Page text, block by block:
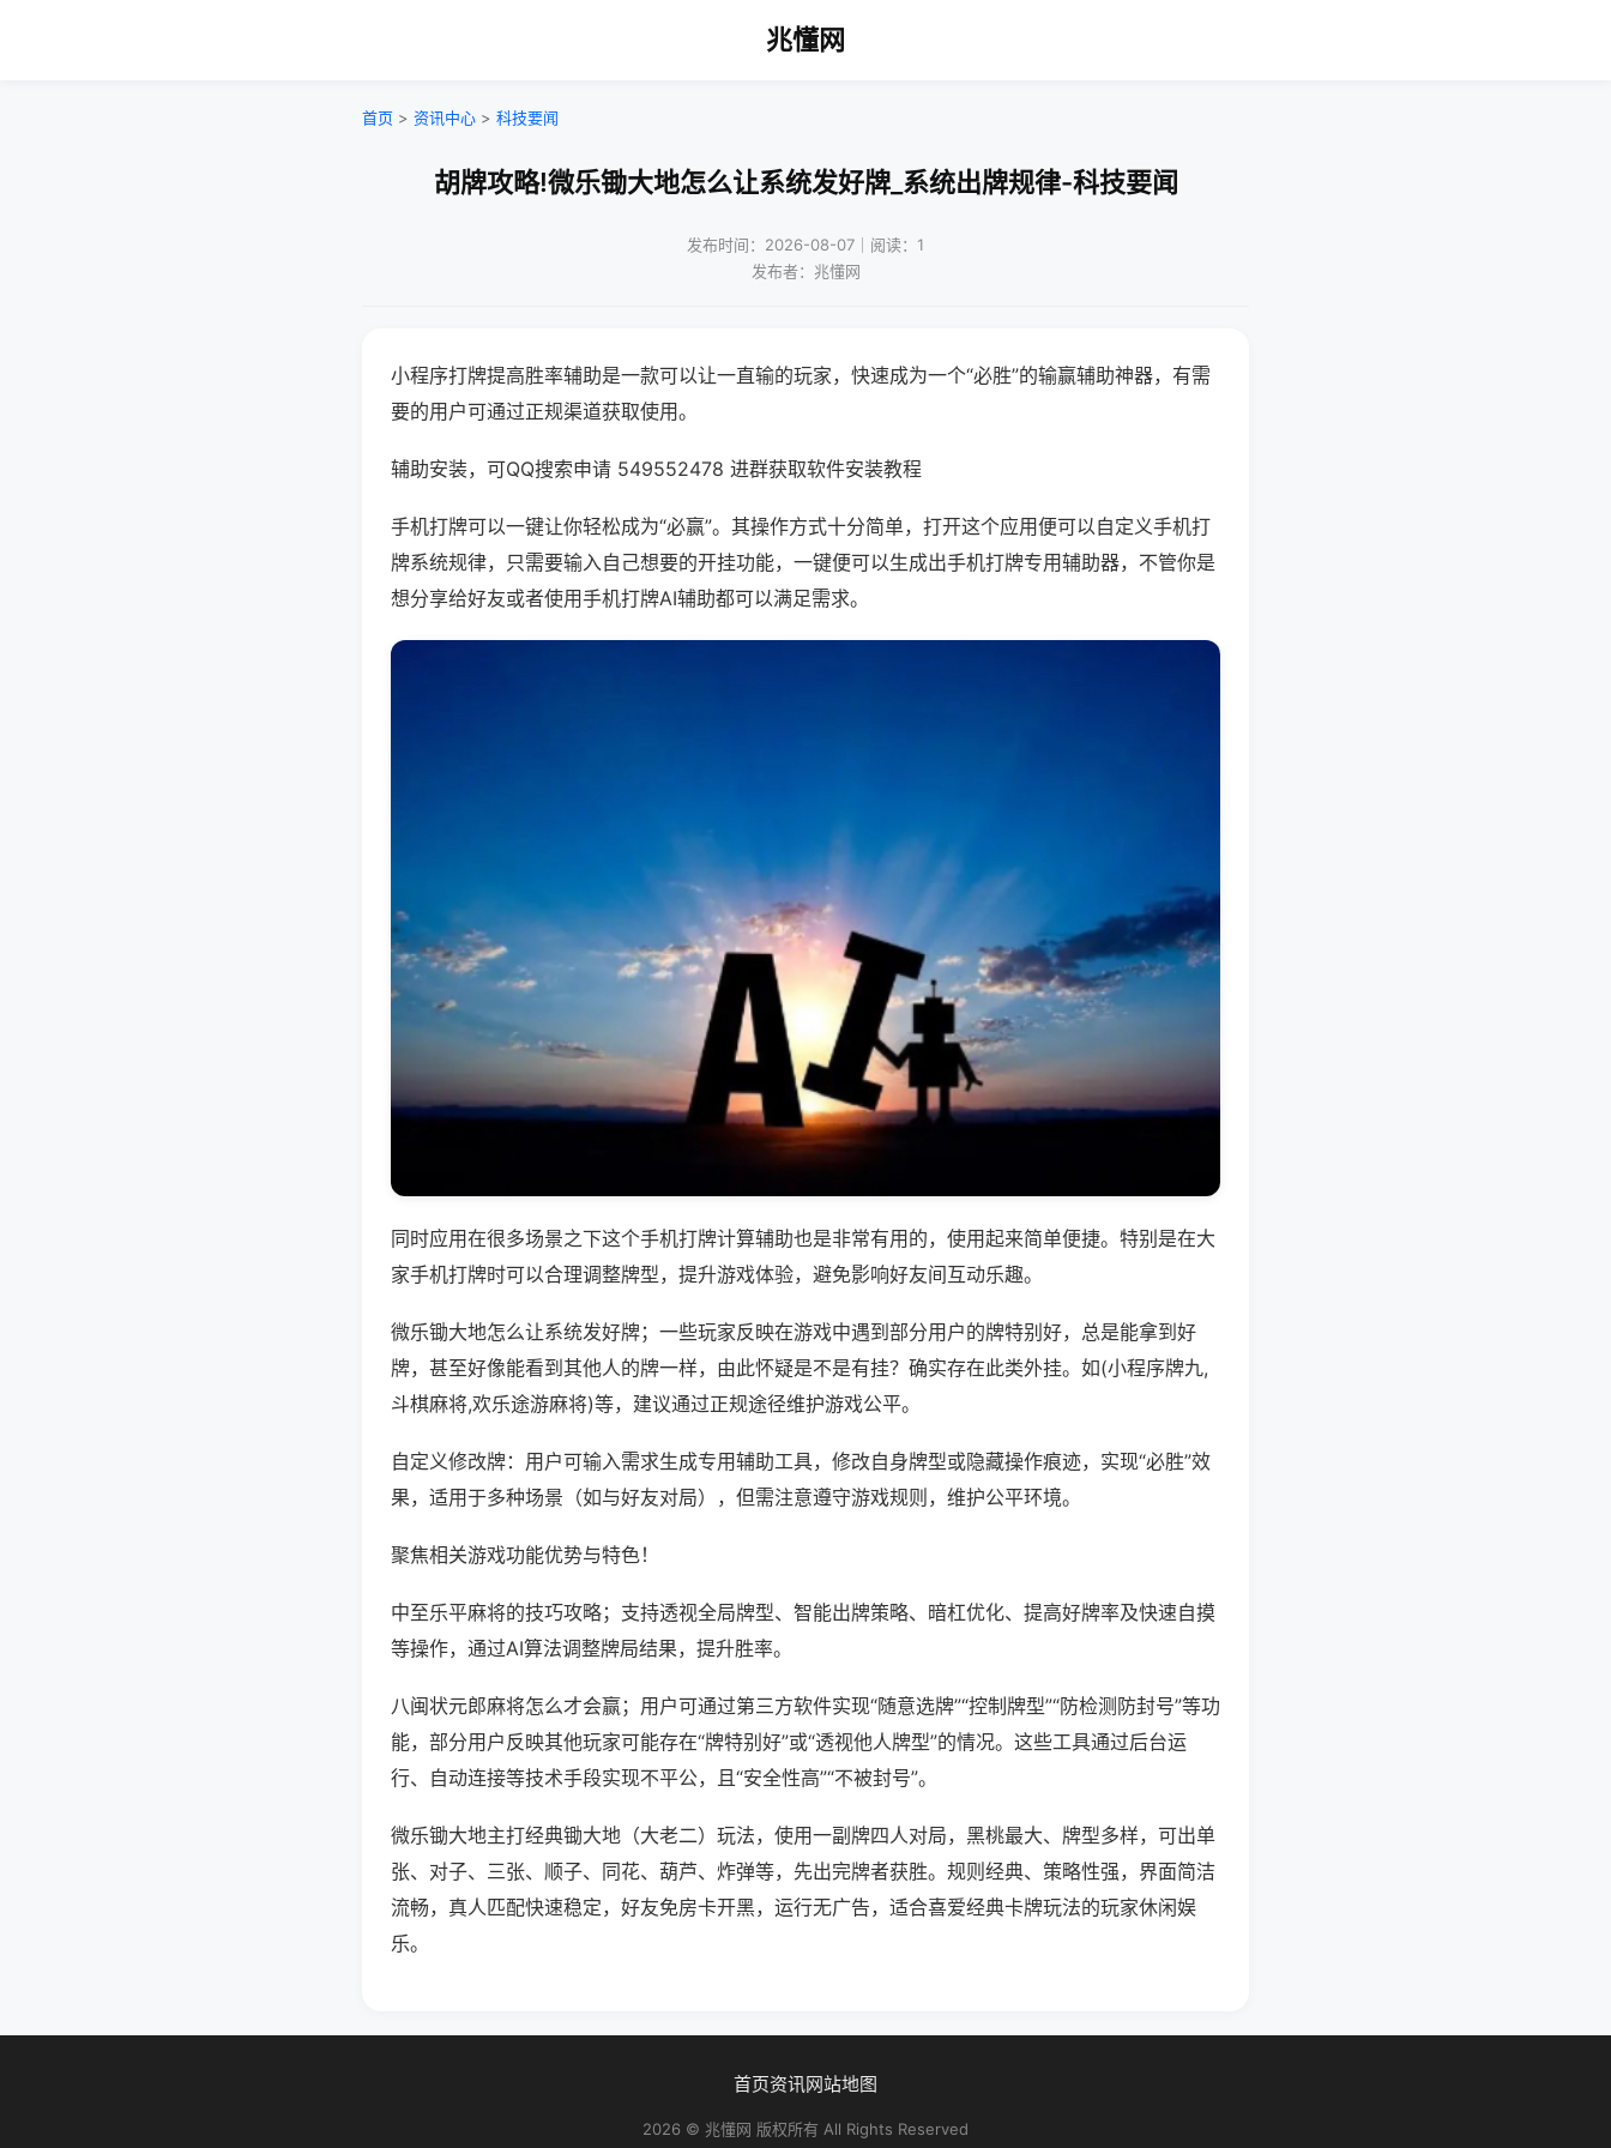
兆懂网
首页 > 资讯中心 > 科技要闻
胡牌攻略!微乐锄大地怎么让系统发好牌_系统出牌规律-科技要闻
发布时间：2026-08-07｜阅读：1
发布者：兆懂网
小程序打牌提高胜率辅助是一款可以让一直输的玩家，快速成为一个“必胜”的输赢辅助神器，有需
要的用户可通过正规渠道获取使用。
辅助安装，可QQ搜索申请 549552478 进群获取软件安装教程
手机打牌可以一键让你轻松成为“必赢”。其操作方式十分简单，打开这个应用便可以自定义手机打
牌系统规律，只需要输入自己想要的开挂功能，一键便可以生成出手机打牌专用辅助器，不管你是
想分享给好友或者使用手机打牌AI辅助都可以满足需求。
同时应用在很多场景之下这个手机打牌计算辅助也是非常有用的，使用起来简单便捷。特别是在大
家手机打牌时可以合理调整牌型，提升游戏体验，避免影响好友间互动乐趣。
微乐锄大地怎么让系统发好牌；一些玩家反映在游戏中遇到部分用户的牌特别好，总是能拿到好
牌，甚至好像能看到其他人的牌一样，由此怀疑是不是有挂？确实存在此类外挂。如(小程序牌九,
斗棋麻将,欢乐途游麻将)等，建议通过正规途径维护游戏公平。
自定义修改牌：用户可输入需求生成专用辅助工具，修改自身牌型或隐藏操作痕迹，实现“必胜”效
果，适用于多种场景（如与好友对局），但需注意遵守游戏规则，维护公平环境。
聚焦相关游戏功能优势与特色！
中至乐平麻将的技巧攻略；支持透视全局牌型、智能出牌策略、暗杠优化、提高好牌率及快速自摸
等操作，通过AI算法调整牌局结果，提升胜率。
八闽状元郎麻将怎么才会赢；用户可通过第三方软件实现“随意选牌”“控制牌型”“防检测防封号”等功
能，部分用户反映其他玩家可能存在“牌特别好”或“透视他人牌型”的情况。这些工具通过后台运
行、自动连接等技术手段实现不平公，且“安全性高”“不被封号”。
微乐锄大地主打经典锄大地（大老二）玩法，使用一副牌四人对局，黑桃最大、牌型多样，可出单
张、对子、三张、顺子、同花、葫芦、炸弹等，先出完牌者获胜。规则经典、策略性强，界面简洁
流畅，真人匹配快速稳定，好友免房卡开黑，运行无广告，适合喜爱经典卡牌玩法的玩家休闲娱
乐。
首页资讯网站地图
2026 © 兆懂网 版权所有 All Rights Reserved